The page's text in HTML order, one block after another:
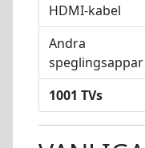
HDMI-kabel
Andra
speglingsappar
1001 TVs